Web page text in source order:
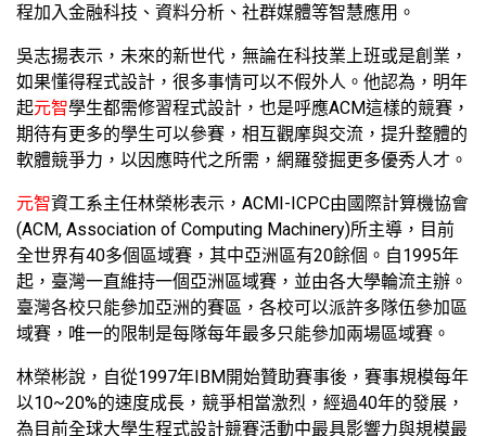
程加入金融科技、資料分析、社群媒體等智慧應用。
吳志揚表示，未來的新世代，無論在科技業上班或是創業，
如果懂得程式設計，很多事情可以不假外人。他認為，明年
起元智學生都需修習程式設計，也是呼應ACM這樣的競賽，
期待有更多的學生可以參賽，相互觀摩與交流，提升整體的
軟體競爭力，以因應時代之所需，網羅發掘更多優秀人才。
元智資工系主任林榮彬表示，ACMI-ICPC由國際計算機協會
(ACM, Association of Computing Machinery)所主導，目前
全世界有40多個區域賽，其中亞洲區有20餘個。自1995年
起，臺灣一直維持一個亞洲區域賽，並由各大學輪流主辦。
臺灣各校只能參加亞洲的賽區，各校可以派許多隊伍參加區
域賽，唯一的限制是每隊每年最多只能參加兩場區域賽。
林榮彬說，自從1997年IBM開始贊助賽事後，賽事規模每年
以10~20%的速度成長，競爭相當激烈，經過40年的發展，
為目前全球大學生程式設計競賽活動中最具影響力與規模最